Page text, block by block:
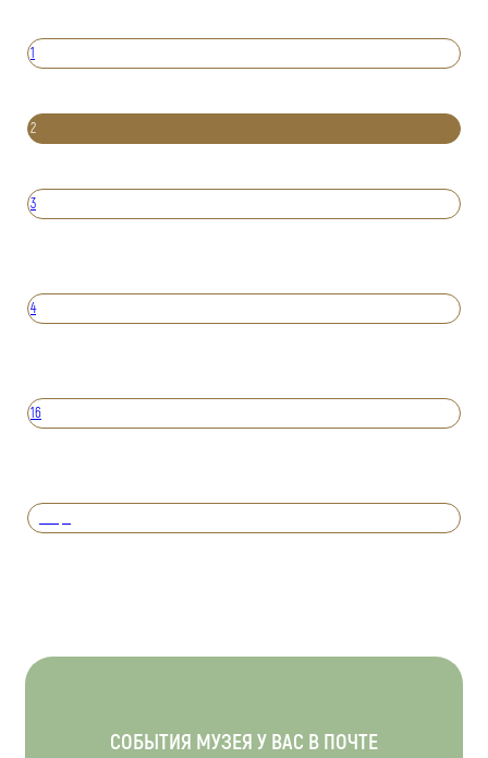
1
2
3
4
16
СОБЫТИЯ МУЗЕЯ У ВАС В ПОЧТЕ